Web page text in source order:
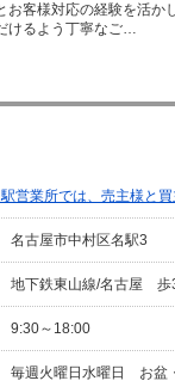
お客様対応の経験を活か
けるよう丁寧なご…
営業所では、売主様と
名古屋市中村区名駅3
地下鉄東山線/名古屋 歩
9:30～18:00
毎週火曜日水曜日 お盆